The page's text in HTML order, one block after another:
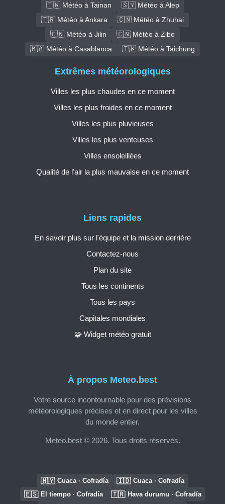
🇹🇼 Météo à Tainan
🇸🇾 Météo à Alep
🇹🇷 Météo à Ankara
🇨🇳 Météo à Zhuhai
🇨🇳 Météo à Jilin
🇨🇳 Météo à Zibo
🇲🇦 Météo à Casablanca
🇹🇼 Météo à Taichung
À propos Meteo.best
Votre source incontournable pour des prévisions
météorologiques précises et en direct pour les villes
du monde entier.
Meteo.best © 2026. Tous droits réservés.
Liens rapides
En savoir plus sur l'équipe et la mission derrière
Contactez-nous
Plan du site
Tous les continents
Tous les pays
Capitales mondiales
🧩 Widget météo gratuit
Extrêmes météorologiques
Villes les plus chaudes en ce moment
Villes les plus froides en ce moment
Villes les plus pluvieuses
Villes les plus venteuses
Villes ensoleillées
Qualité de l'air la plus mauvaise en ce moment
🇲🇾 Cuaca · Cofradía 🇮🇩 Cuaca · Cofradía
🇪🇸 El tiempo · Cofradía 🇹🇷 Hava durumu · Cofradía